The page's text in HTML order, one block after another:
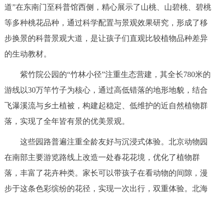
道”在东南门至科普馆西侧，精心展示了山桃、山碧桃、碧桃
等多种桃花品种，通过科学配置与景观效果研究，形成了移
步换景的科普景观大道，是让孩子们直观比较植物品种差异
的生动教材。
紫竹院公园的“竹林小径”注重生态营建，其全长780米的
游线以30万竿竹子为核心，通过高低错落的地形地貌，结合
飞瀑溪流与乡土植被，构建起稳定、低维护的近自然植物群
落，实现了全年皆有景的优美景观。
这些园路普遍注重全龄友好与沉浸式体验。北京动物园
在南部主要游览路线上改造一处春花花境，优化了植物群
落，丰富了花卉种类。家长可以带孩子在看动物的间隙，漫
步于这条色彩缤纷的花径，实现一次出行，双重体验。北海